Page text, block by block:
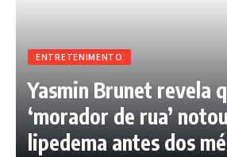
ENTRETENIMENTO
Yasmin Brunet revela
‘morador de rua’
lipedema antes dos